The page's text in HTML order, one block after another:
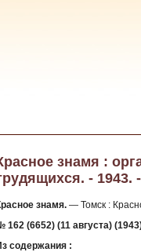
знамя :
- 1943.
знамя. — Томск :
162 (6652) (11 августа)
содержания :